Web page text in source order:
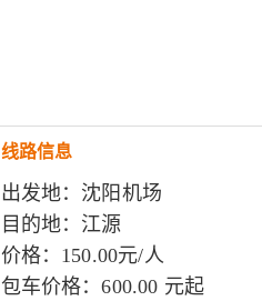
线路信息
出发地：沈阳机场
目的地：江源
价格：150.00元/人
包车价格：600.00 元起